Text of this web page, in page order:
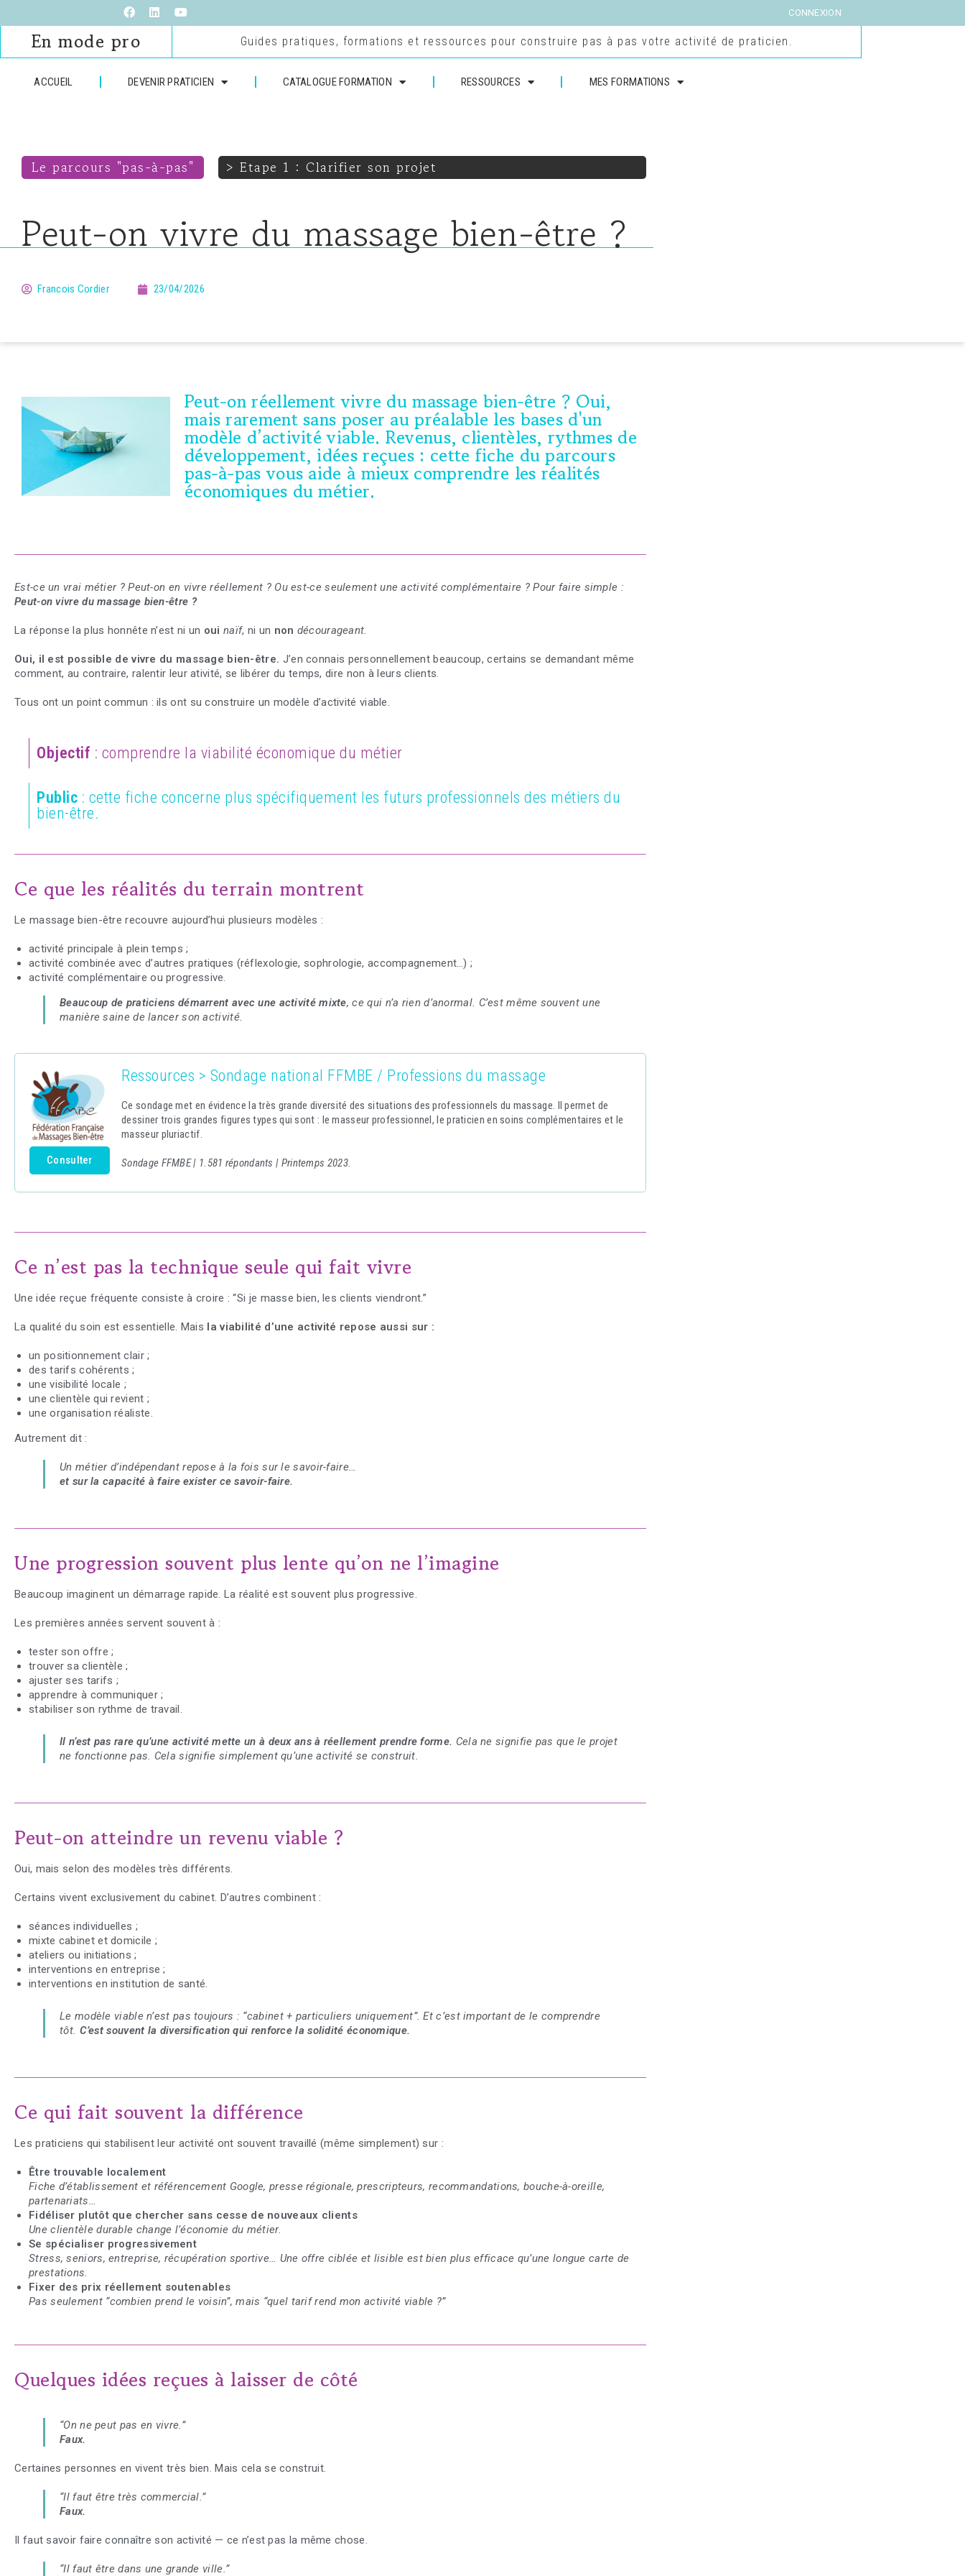
CONNEXION
En mode pro Guides pratiques, formations et ressources pour construire pas à pas votre activité de praticien.
ACCUEIL DEVENIR PRATICIEN CATALOGUE FORMATION RESSOURCES MES FORMATIONS
Le parcours "pas-à-pas" > Etape 1 : Clarifier son projet
Peut-on vivre du massage bien-être ?
Francois Cordier 23/04/2026
Peut-on réellement vivre du massage bien-être ? Oui,
mais rarement sans poser au préalable les bases d'un
modèle d’activité viable. Revenus, clientèles, rythmes de
développement, idées reçues : cette fiche du parcours
pas-à-pas vous aide à mieux comprendre les réalités
économiques du métier.
Est-ce un vrai métier ?Peut-on en vivre réellement ? Ou est-ce seulement une activité complémentaire ? Pour faire simple :
Peut-on vivre du massage bien-être ?
La réponse la plus honnête n’est ni un oui naïf, ni un non décourageant.
Oui, il est possible de vivre du massage bien-être. J’en connais personnellement beaucoup, certains se demandant même
comment, au contraire, ralentir leur ativité, se libérer du temps, dire non à leurs clients.
Tous ont un point commun : ils ont su construire un modèle d’activité viable.
Objectif : comprendre la viabilité économique du métier
Public : cette fiche concerne plus spécifiquement les futurs professionnels des métiers du
bien-être.
Ce que les réalités du terrain montrent
Le massage bien-être recouvre aujourd’hui plusieurs modèles :
activité principale à plein temps ;
activité combinée avec d’autres pratiques (réflexologie, sophrologie, accompagnement…) ;
activité complémentaire ou progressive.
Beaucoup de praticiens démarrent avec une activité mixte, ce qui n’a rien d’anormal. C’est même souvent une
manière saine de lancer son activité.
Consulter
Ressources > Sondage national FFMBE / Professions du massage
Ce sondage met en évidence la très grande diversité des situations des professionnels du massage. Il permet de
dessiner trois grandes figures types qui sont : le masseur professionnel, le praticien en soins complémentaires et le
masseur pluriactif.
Sondage FFMBE | 1.581 répondants | Printemps 2023.
Ce n’est pas la technique seule qui fait vivre
Une idée reçue fréquente consiste à croire : “Si je masse bien, les clients viendront.”
La qualité du soin est essentielle. Mais la viabilité d’une activité repose aussi sur :
un positionnement clair ;
des tarifs cohérents ;
une visibilité locale ;
une clientèle qui revient ;
une organisation réaliste.
Autrement dit :
Un métier d’indépendant repose à la fois sur le savoir-faire…
et sur la capacité à faire exister ce savoir-faire.
Une progression souvent plus lente qu’on ne l’imagine
Beaucoup imaginent un démarrage rapide. La réalité est souvent plus progressive.
Les premières années servent souvent à :
tester son offre ;
trouver sa clientèle ;
ajuster ses tarifs ;
apprendre à communiquer ;
stabiliser son rythme de travail.
Il n’est pas rare qu’une activité mette un à deux ans à réellement prendre forme. Cela ne signifie pas que le projet
ne fonctionne pas. Cela signifie simplement qu’une activité se construit.
Peut-on atteindre un revenu viable ?
Oui, mais selon des modèles très différents.
Certains vivent exclusivement du cabinet. D’autres combinent :
séances individuelles ;
mixte cabinet et domicile ;
ateliers ou initiations ;
interventions en entreprise ;
interventions en institution de santé.
Le modèle viable n’est pas toujours : “cabinet + particuliers uniquement”. Et c’est important de le comprendre
tôt. C’est souvent la diversification qui renforce la solidité économique.
Ce qui fait souvent la différence
Les praticiens qui stabilisent leur activité ont souvent travaillé (même simplement) sur :
Être trouvable localement
Fiche d’établissement et référencement Google, presse régionale, prescripteurs, recommandations, bouche-à-oreille,
partenariats…
Fidéliser plutôt que chercher sans cesse de nouveaux clients
Une clientèle durable change l’économie du métier.
Se spécialiser progressivement
Stress, seniors, entreprise, récupération sportive… Une offre ciblée et lisible est bien plus efficace qu’une longue carte de
prestations.
Fixer des prix réellement soutenables
Pas seulement “combien prend le voisin”, mais “quel tarif rend mon activité viable ?”
Quelques idées reçues à laisser de côté
“On ne peut pas en vivre.”
Faux.
Certaines personnes en vivent très bien. Mais cela se construit.
“Il faut être très commercial.”
Faux.
Il faut savoir faire connaître son activité — ce n’est pas la même chose.
“Il faut être dans une grande ville.”